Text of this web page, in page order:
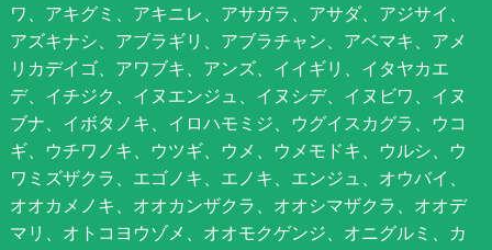
ワ、アキグミ、アキニレ、アサガラ、アサダ、アジサイ、
アズキナシ、アブラギリ、アブラチャン、アベマキ、アメ
リカデイゴ、アワブキ、アンズ、イイギリ、イタヤカエ
デ、イチジク、イヌエンジュ、イヌシデ、イヌビワ、イヌ
ブナ、イボタノキ、イロハモミジ、ウグイスカグラ、ウコ
ギ、ウチワノキ、ウツギ、ウメ、ウメモドキ、ウルシ、ウ
ワミズザクラ、エゴノキ、エノキ、エンジュ、オウバイ、
オオカメノキ、オオカンザクラ、オオシマザクラ、オオデ
マリ、オトコヨウゾメ、オオモクゲンジ、オニグルミ、カ